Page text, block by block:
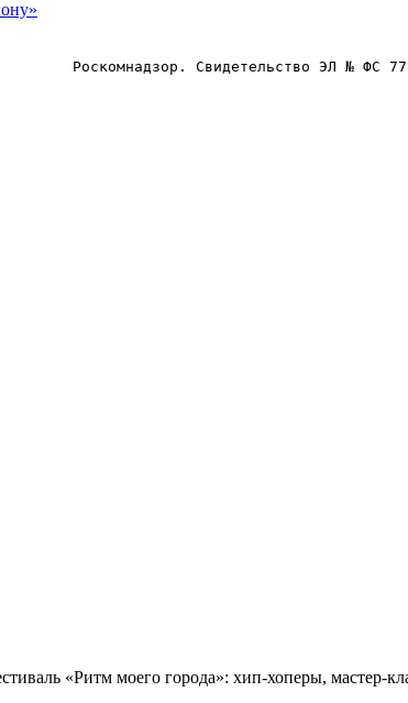
Роскомнадзор. Свидетельство ЭЛ № ФС
«Ритм моего города»: хип-хоперы, мастер-